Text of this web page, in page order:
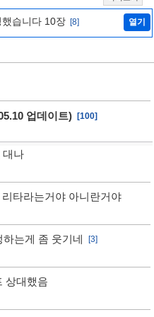
습니다 10장 [8] 열기
업데이트)
[100]
대나
타라는거야 아니란거야
는게 좀 웃기네
[3]
상대했음